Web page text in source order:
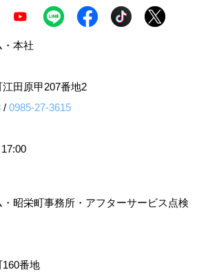
本社
江田原甲207番地2
/ 0985-27-3615
17:00
昭栄町事務所・アフターサービス点検
160番地